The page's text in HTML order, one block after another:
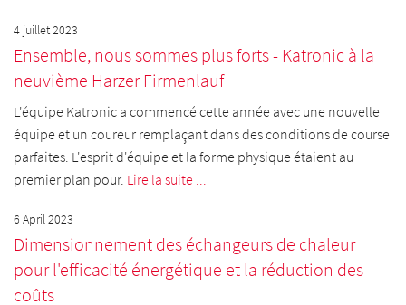
4 juillet 2023
Ensemble, nous sommes plus forts - Katronic à la
neuvième Harzer Firmenlauf
L'équipe Katronic a commencé cette année avec une nouvelle
équipe et un coureur remplaçant dans des conditions de course
parfaites. L'esprit d'équipe et la forme physique étaient au
premier plan pour. Lire la suite ...
6 April 2023
Dimensionnement des échangeurs de chaleur
pour l'efficacité énergétique et la réduction des
coûts